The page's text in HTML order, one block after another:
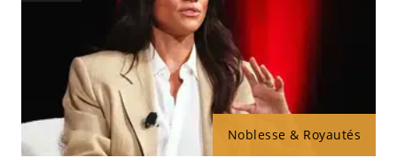
Noblesse & Royautés